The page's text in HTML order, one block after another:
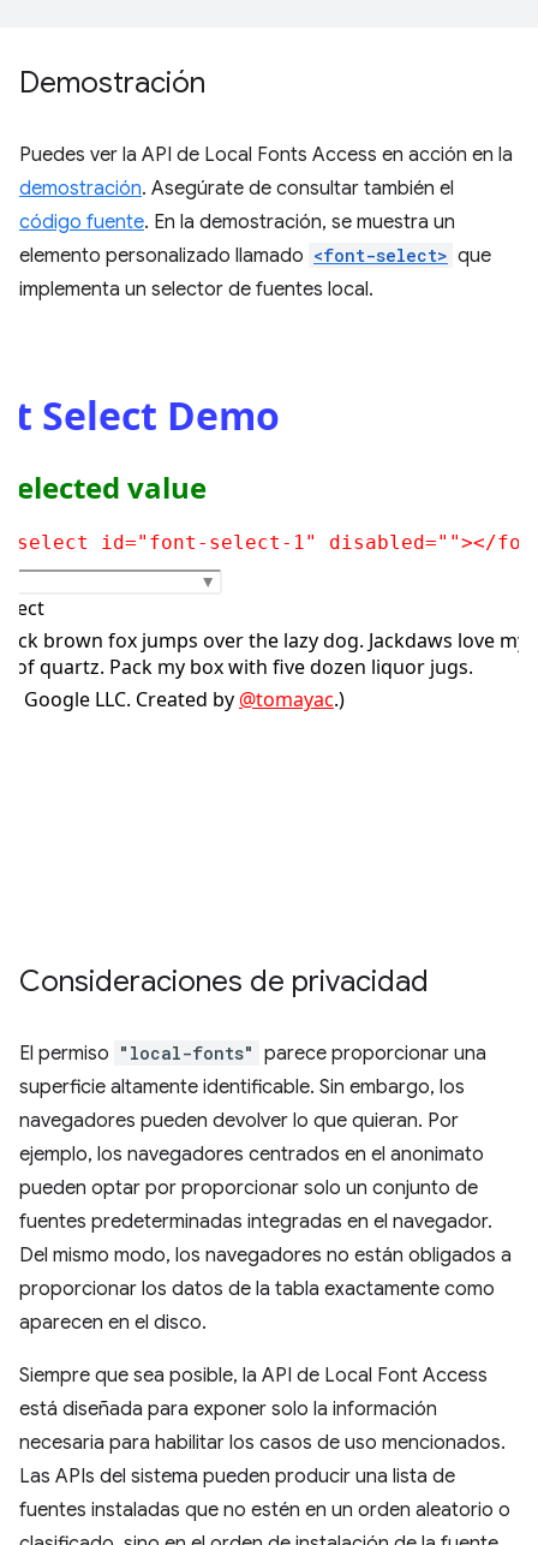
Demostración
Puedes ver la API de Local Fonts Access en acción en la
demostración. Asegúrate de consultar también el
código fuente. En la demostración, se muestra un
elemento personalizado llamado <font-select> que
implementa un selector de fuentes local.
Consideraciones de privacidad
El permiso "local-fonts" parece proporcionar una
superficie altamente identificable. Sin embargo, los
navegadores pueden devolver lo que quieran. Por
ejemplo, los navegadores centrados en el anonimato
pueden optar por proporcionar solo un conjunto de
fuentes predeterminadas integradas en el navegador.
Del mismo modo, los navegadores no están obligados a
proporcionar los datos de la tabla exactamente como
aparecen en el disco.
Siempre que sea posible, la API de Local Font Access
está diseñada para exponer solo la información
necesaria para habilitar los casos de uso mencionados.
Las APIs del sistema pueden producir una lista de
fuentes instaladas que no estén en un orden aleatorio o